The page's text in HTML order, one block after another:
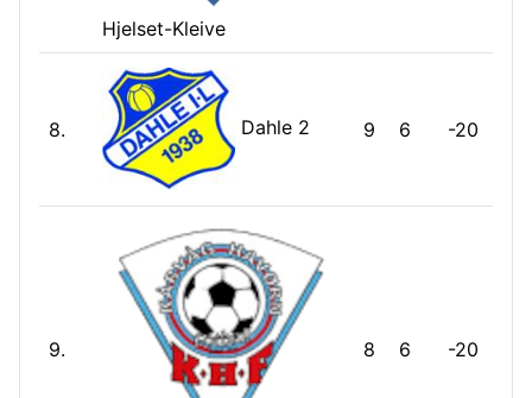
Hjelset-Kleive
8. Dahle 2 9 6 -20
9. 8 6 -20